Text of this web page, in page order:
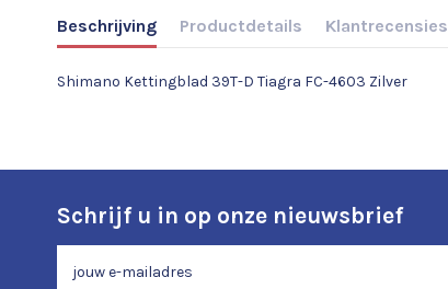
Beschrijving Productdetails Klantrecensies
Shimano Kettingblad 39T-D Tiagra FC-4603 Zilver
Schrijf u in op onze nieuwsbrief